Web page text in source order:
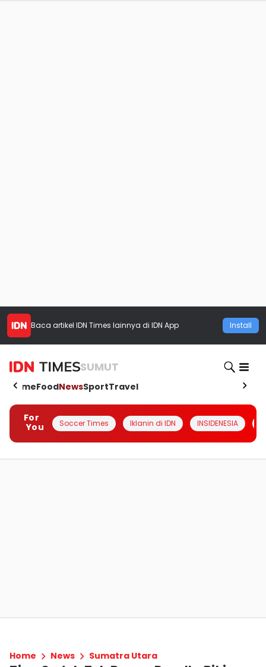
Baca artikel IDN Times lainnya di IDN App Install
SUMUT
HomeFoodNewsSportTravel
For
You
Soccer Times Iklanin di IDN INSIDENESIA
Home News Sumatra Utara